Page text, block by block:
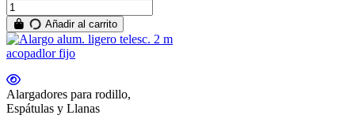
Añadir al carrito
Alargadores para rodillo,
Espátulas y Llanas